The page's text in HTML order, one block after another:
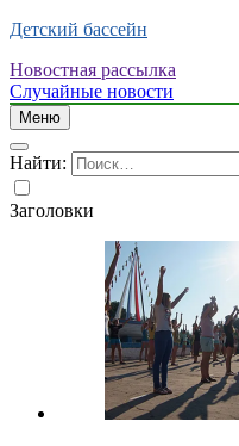
Детский бассейн
Новостная рассылка
Случайные новости
Меню
Найти:
Заголовки